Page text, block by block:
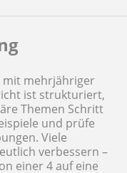
mit mehrjähriger
ist strukturiert,
Themen Schritt
und prüfe
Viele
verbessern –
einer 4 auf eine